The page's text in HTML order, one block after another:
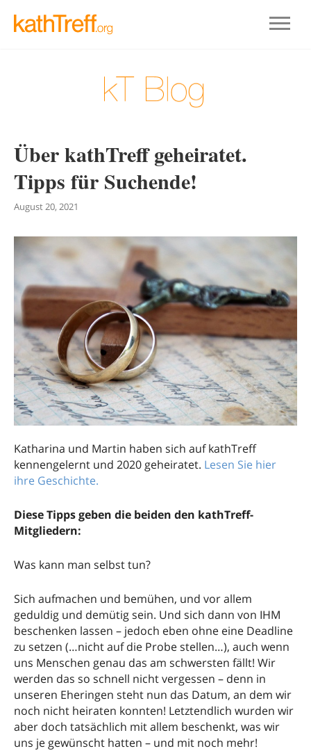
Über kathTreff geheiratet.
Tipps für Suchende!
August 20, 2021
Katharina und Martin haben sich auf kathTreff
kennengelernt und 2020 geheiratet. Lesen Sie hier
ihre Geschichte.
Diese Tipps geben die beiden den kathTreff-
Mitgliedern:
Was kann man selbst tun?
Sich aufmachen und bemühen, und vor allem
geduldig und demütig sein. Und sich dann von IHM
beschenken lassen – jedoch eben ohne eine Deadline
zu setzen (…nicht auf die Probe stellen…), auch wenn
uns Menschen genau das am schwersten fällt! Wir
werden das so schnell nicht vergessen – denn in
unseren Eheringen steht nun das Datum, an dem wir
noch nicht heiraten konnten! Letztendlich wurden wir
aber doch tatsächlich mit allem beschenkt, was wir
uns je gewünscht hatten – und mit noch mehr!